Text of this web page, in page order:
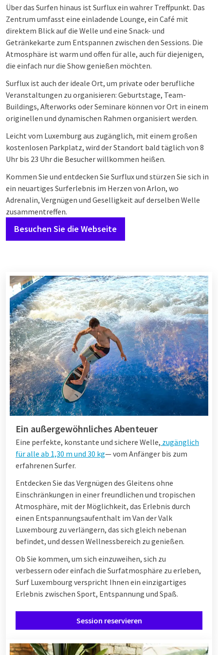
Über das Surfen hinaus ist Surflux ein wahrer Treffpunkt. Das
Zentrum umfasst eine einladende Lounge, ein Café mit
direktem Blick auf die Welle und eine Snack- und
Getränkekarte zum Entspannen zwischen den Sessions. Die
Atmosphäre ist warm und offen für alle, auch für diejenigen,
die einfach nur die Show genießen möchten.
Surflux ist auch der ideale Ort, um private oder berufliche
Veranstaltungen zu organisieren: Geburtstage, Team-
Buildings, Afterworks oder Seminare können vor Ort in einem
originellen und dynamischen Rahmen organisiert werden.
Leicht vom Luxemburg aus zugänglich, mit einem großen
kostenlosen Parkplatz, wird der Standort bald täglich von 8
Uhr bis 23 Uhr die Besucher willkommen heißen.
Kommen Sie und entdecken Sie Surflux und stürzen Sie sich in
ein neuartiges Surferlebnis im Herzen von Arlon, wo
Adrenalin, Vergnügen und Geselligkeit auf derselben Welle
zusammentreffen.
Besuchen Sie die Webseite
Ein außergewöhnliches Abenteuer
Eine perfekte, konstante und sichere Welle, zugänglich
für alle ab 1,30 m und 30 kg— vom Anfänger bis zum
erfahrenen Surfer.
Entdecken Sie das Vergnügen des Gleitens ohne
Einschränkungen in einer freundlichen und tropischen
Atmosphäre, mit der Möglichkeit, das Erlebnis durch
einen Entspannungsaufenthalt im Van der Valk
Luxembourg zu verlängern, das sich gleich nebenan
befindet, und dessen Wellnessbereich zu genießen.
Ob Sie kommen, um sich einzuweihen, sich zu
verbessern oder einfach die Surfatmosphäre zu erleben,
Surf Luxembourg verspricht Ihnen ein einzigartiges
Erlebnis zwischen Sport, Entspannung und Spaß.
Session reservieren